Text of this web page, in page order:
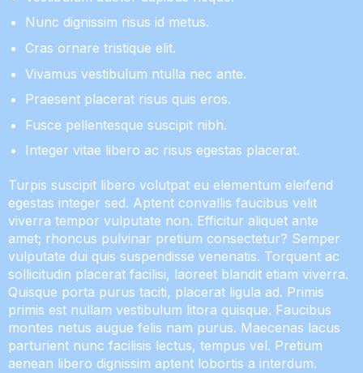
Nunc dignissim risus id metus.
Cras ornare tristique elit.
Vivamus vestibulum ntulla nec ante.
Praesent placerat risus quis eros.
Fusce pellentesque suscipit nibh.
Integer vitae libero ac risus egestas placerat.
Turpis suscipit libero volutpat eu elementum eleifend
egestas integer sed. Aptent convallis faucibus velit
viverra tempor vulputate non. Efficitur aliquet ante
amet; rhoncus pulvinar pretium consectetur? Semper
vulputate dui quis suspendisse venenatis. Torquent ac
sollicitudin placerat facilisi, laoreet blandit etiam viverra.
Quisque porta purus taciti, placerat ligula ad. Primis
primis est nullam vestibulum litora quisque. Faucibus
montes netus augue felis nam purus. Maecenas lacus
parturient nunc facilisis lectus, tempus vel. Pretium
aenean libero dignissim aptent lobortis a interdum.